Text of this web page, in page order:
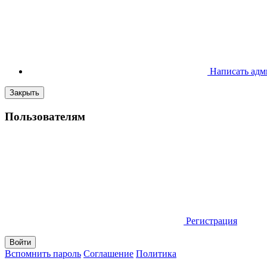
Написать
Закрыть
Пользователям
Регистрация
Вспомнить пароль Соглашение Политика